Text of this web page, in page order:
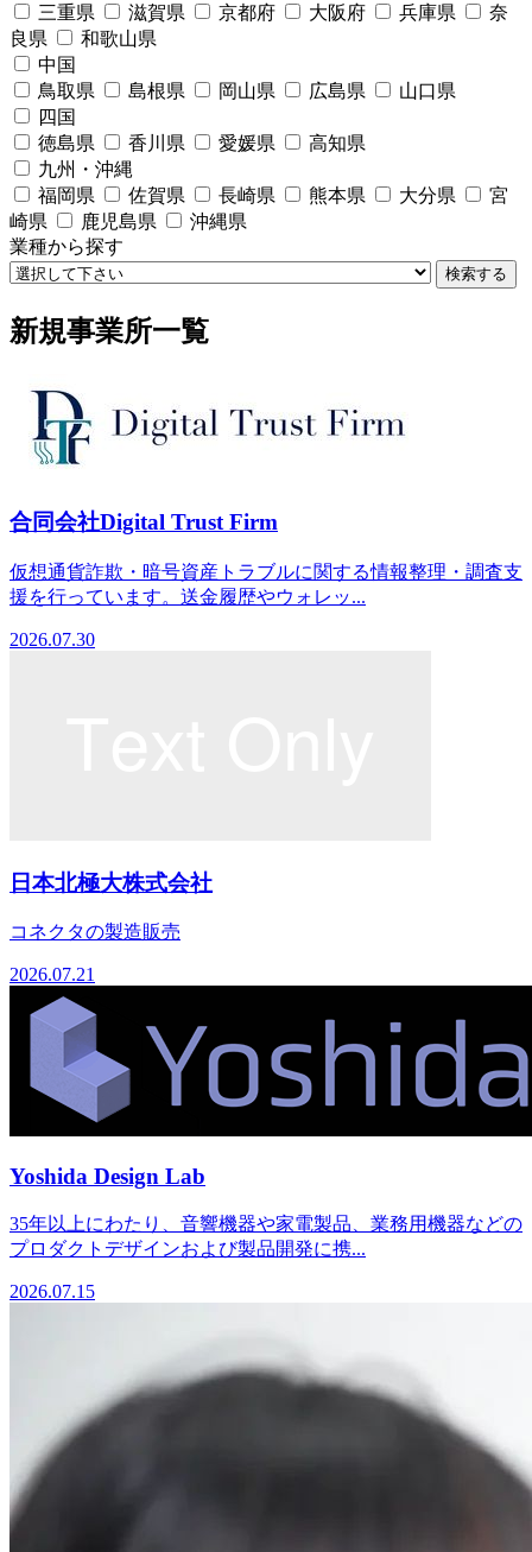
三重県
滋賀県 京都府 大阪府 兵庫県
奈
良県
和歌山県
中国
鳥取県
島根県 岡山県 広島県
山口県
四国
徳島県
香川県 愛媛県
高知県
九州・沖縄
福岡県
佐賀県 長崎県 熊本県 大分県
宮
崎県
鹿児島県
沖縄県
業種から探す
検索する
新規事業所一覧
合同会社Digital Trust Firm
仮想通貨詐欺・暗号資産トラブルに関する情報整理・調査支
援を行っています。送金履歴やウォレッ...
2026.07.30
日本北極大株式会社
コネクタの製造販売
2026.07.21
Yoshida Design Lab
35年以上にわたり、音響機器や家電製品、業務用機器などの
プロダクトデザインおよび製品開発に携...
2026.07.15